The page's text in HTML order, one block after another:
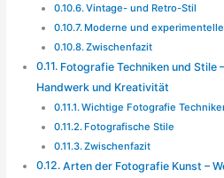
Vintage- und Retro-Stil
Moderne und
Zwischenfazit
Fotografie Techniken und Stile
Handwerk und Kreativität
Wichtige Fotografie
Fotografische Stile
Zwischenfazit
Arten der Fotografie Kunst –